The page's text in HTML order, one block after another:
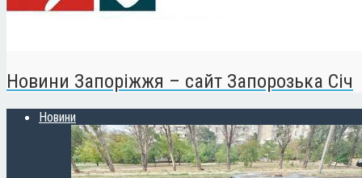
Новини Запоріжжя – сайт Запорозька Січ
Новини